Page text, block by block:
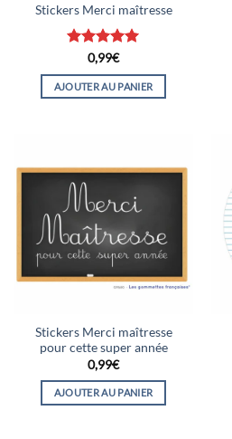
Stickers Merci maîtresse
Note5sur
5
0,99€
AJOUTER AU PANIER
Stickers Merci maîtresse
pour cette super année
0,99€
AJOUTER AU PANIER